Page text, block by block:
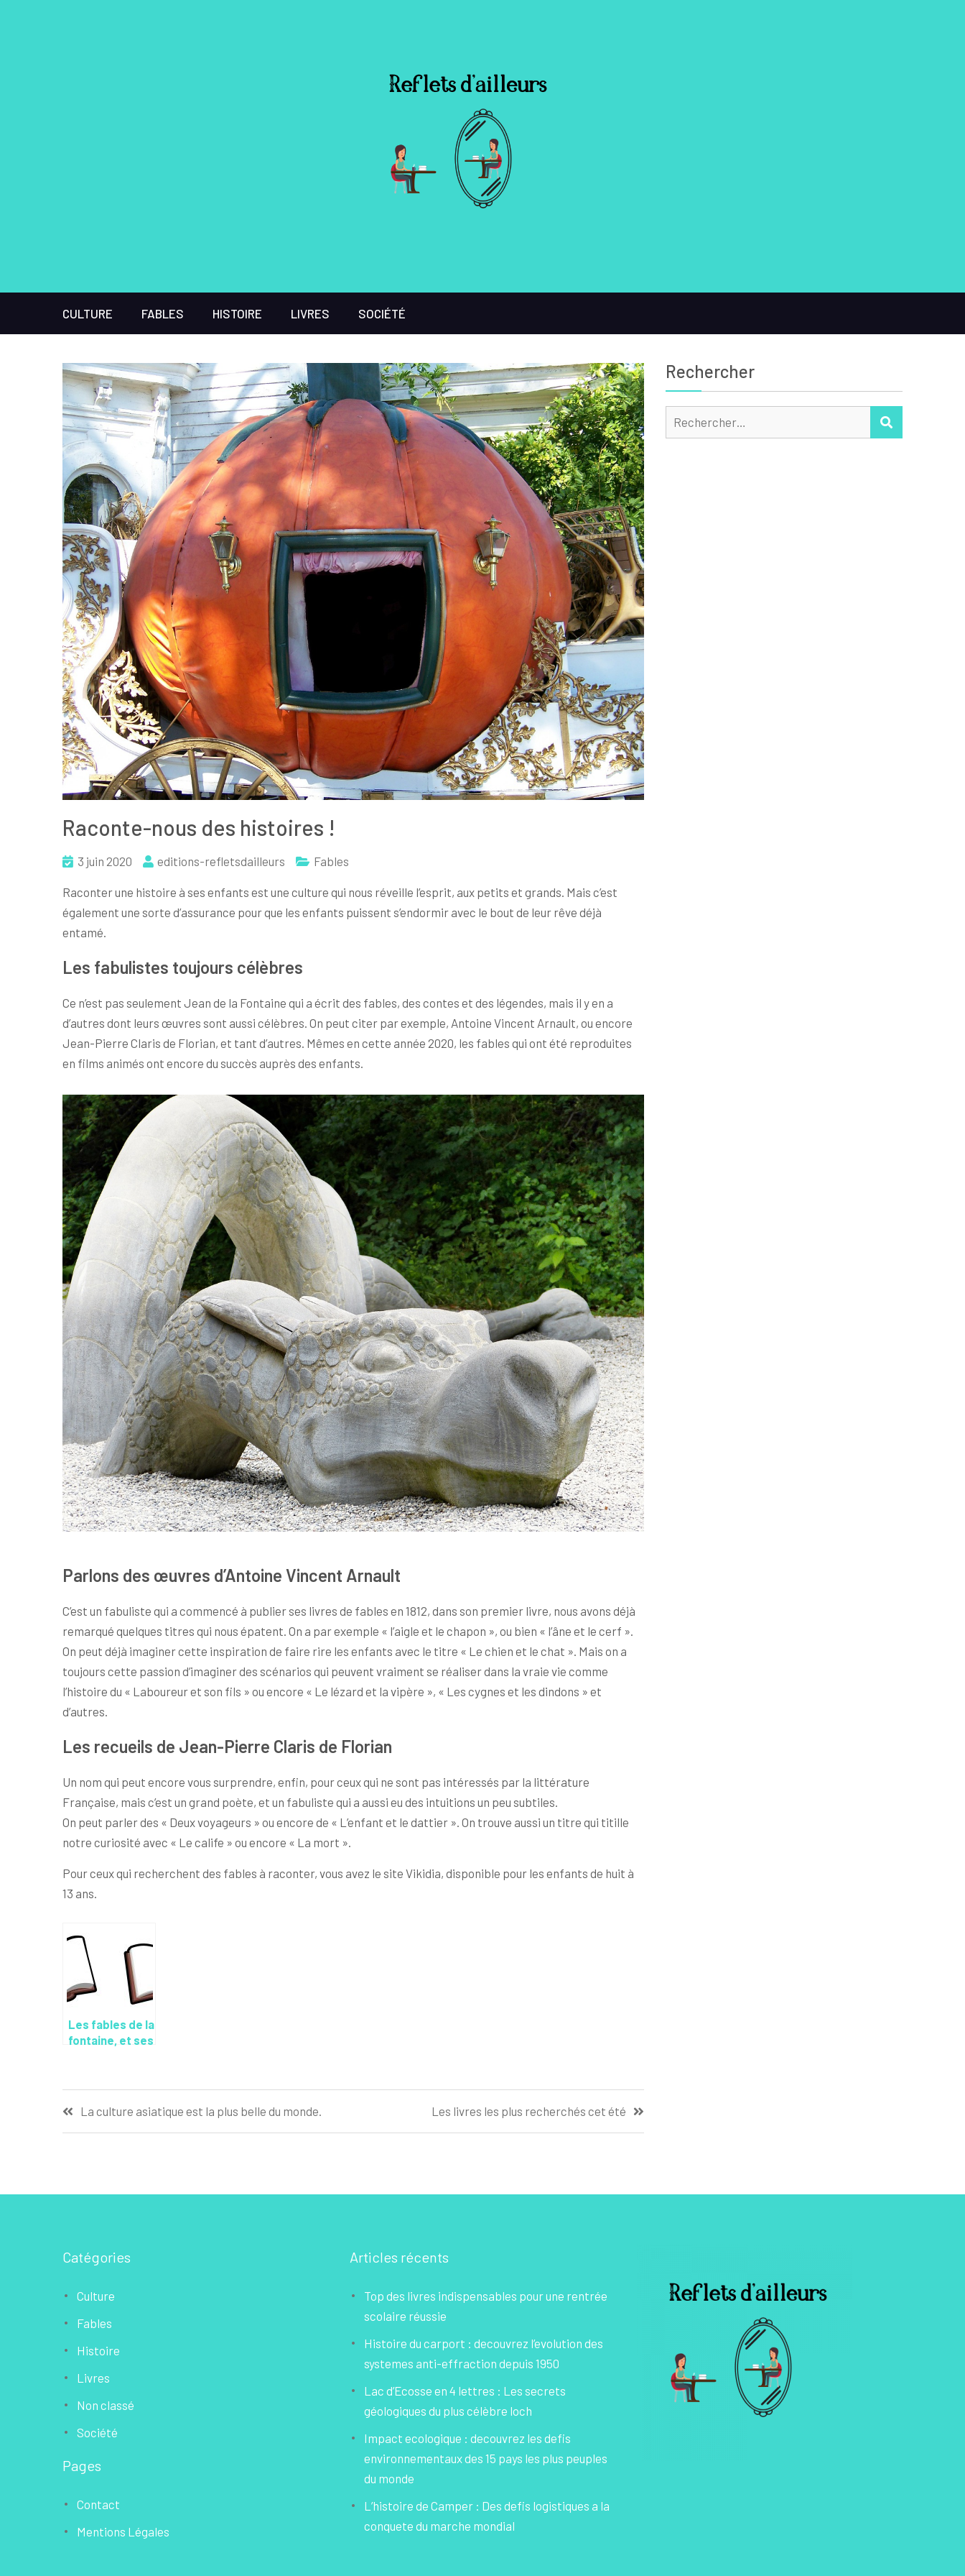
CULTURE FABLES HISTOIRE LIVRES SOCIÉTÉ
Raconte-nous des histoires !
3 juin 2020 editions-refletsdailleurs Fables
Raconter une histoire à ses enfants est une culture qui nous réveille l’esprit, aux petits et grands. Mais c’est
également une sorte d’assurance pour que les enfants puissent s’endormir avec le bout de leur rêve déjà
entamé.
Les fabulistes toujours célèbres
Ce n’est pas seulement Jean de la Fontaine qui a écrit des fables, des contes et des légendes, mais il y en a
d’autres dont leurs œuvres sont aussi célèbres. On peut citer par exemple, Antoine Vincent Arnault, ou encore
Jean-Pierre Claris de Florian, et tant d’autres. Mêmes en cette année 2020, les fables qui ont été reproduites
en films animés ont encore du succès auprès des enfants.
Parlons des œuvres d’Antoine Vincent Arnault
C’est un fabuliste qui a commencé à publier ses livres de fables en 1812, dans son premier livre, nous avons déjà
remarqué quelques titres qui nous épatent. On a par exemple « l’aigle et le chapon », ou bien « l’âne et le cerf ».
On peut déjà imaginer cette inspiration de faire rire les enfants avec le titre « Le chien et le chat ». Mais on a
toujours cette passion d’imaginer des scénarios qui peuvent vraiment se réaliser dans la vraie vie comme
l’histoire du « Laboureur et son fils » ou encore « Le lézard et la vipère », « Les cygnes et les dindons » et
d’autres.
Les recueils de Jean-Pierre Claris de Florian
Un nom qui peut encore vous surprendre, enfin, pour ceux qui ne sont pas intéressés par la littérature
Française, mais c’est un grand poète, et un fabuliste qui a aussi eu des intuitions un peu subtiles.
On peut parler des « Deux voyageurs » ou encore de « L’enfant et le dattier ». On trouve aussi un titre qui titille
notre curiosité avec « Le calife » ou encore « La mort ».
Pour ceux qui recherchent des fables à raconter, vous avez le site Vikidia, disponible pour les enfants de huit à
13 ans.
Les fables de la
fontaine, et ses
Navigation
de
La culture asiatique est la plus belle du monde. Les livres les plus recherchés cet été
Rechercher
Rechercher :
Catégories
Culture
Fables
Histoire
Livres
Non classé
Société
Pages
Contact
Mentions Légales
Articles récents
Top des livres indispensables pour une rentrée
scolaire réussie
Histoire du carport : decouvrez l’evolution des
systemes anti-effraction depuis 1950
Lac d’Ecosse en 4 lettres : Les secrets
géologiques du plus célèbre loch
Impact ecologique : decouvrez les defis
environnementaux des 15 pays les plus peuples
du monde
L’histoire de Camper : Des defis logistiques a la
conquete du marche mondial